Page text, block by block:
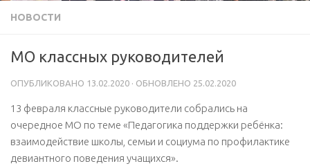
НОВОСТИ
МО классных руководителей
ОПУБЛИКОВАНО 13.02.2020 · ОБНОВЛЕНО 25.02.2020
13 февраля классные руководители собрались на
очередное МО по теме «Педагогика поддержки ребёнка:
взаимодействие школы, семьи и социума по профилактике
девиантного поведения учащихся».